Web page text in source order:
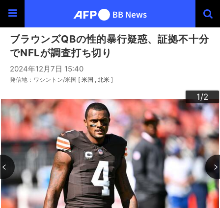
ブラウンズQBの性的暴行疑惑、証拠不十分
でNFLが調査打ち切り
2024年12月7日 15:40
発信地：ワシントン/米国 [ 米国 北米 ]
1/2
2/2